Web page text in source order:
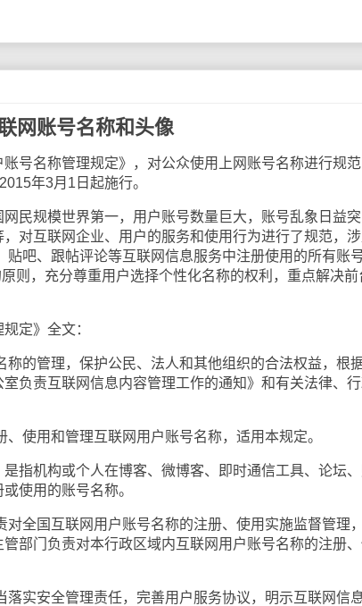
网账号名称和头像
名称管理规定》，对公众使用上网账号名称进行规范
年3月1日起施行。
规模世界第一，用户账号数量巨大，账号乱象日益突
，对互联网企业、用户的服务和使用行为进行了规范，
吧、跟帖评论等互联网信息服务中注册使用的所有账号
原则，充分尊重用户选择个性化名称的权利，重点解决前
定》全文：
的管理，保护公民、法人和其他组织的合法权益，根
室负责互联网信息内容管理工作的通知》和有关法律、
用和管理互联网用户账号名称，适用本规定。
机构或个人在博客、微博客、即时通信工具、论坛
使用的账号名称。
全国互联网用户账号名称的注册、使用实施监督管理
部门负责对本行政区域内互联网用户账号名称的注册、
实安全管理责任，完善用户服务协议，明示互联网信